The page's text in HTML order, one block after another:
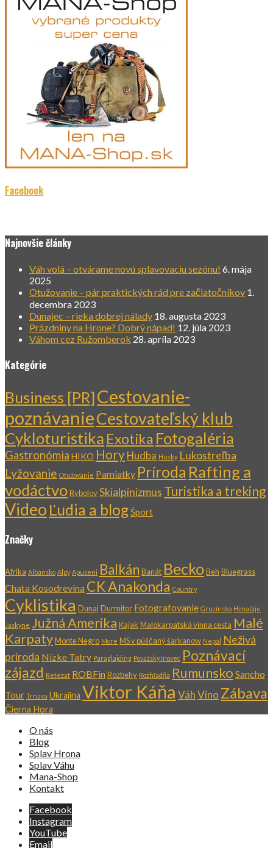
Facebook
Najnovšie články
Váh volá – otvárame novú splavovaciu sezónu! 6. mája
2025
Otužovanie – pár praktických rád pre začiatočníkov 1.
decembra 2023
Dunajec – rieka dobrej nálady 18. augusta 2023
Prázdniny na Hrone? Dobrý nápad! 12. júla 2023
Váhom cez Ružomberok 28. apríla 2023
Kategórie
Business [PR]Cestovanie-
poznávanieCestovateľský klub
Cykloturistika Exotika Fotogaléria
Gastronómia HIKO Hory Hudba Husky Lukostreľba
Lyžovanie Otužovanie Pamiatky Príroda Rafting a
vodáctvoRybolovSkialpinizmus Turistika a treking
Video Ľudia a blogŠport
Značky
Afrika Albánsko Alpy Apuseni Balkán Banát BeckoBeh Bluegrass
Chata Kosodrevina CK Anakonda Country
Cyklistika DunajDurmitor Fotografovanie Gruzínsko Himaláje
Jaskyne Južná Amerika Kajak Malokarpatská vínna cesta Malé
KarpatyMonte Negro More MS v púščaný šarkanow Nepál
Neživá
príroda Nízke Tatry Paraglajding Považský Inovec Poznávací
zájazd Retezat ROBFin Rozbehy Rozhľadňa Rumunsko Sancho
Tour Trnava Ukrajina Viktor Káňa VáhVíno Zábava
Čierna Hora
O nás
Blog
Splav Hrona
Splav Váhu
Mana-Shop
Kontakt
Facebook
Instagram
YouTube
Email